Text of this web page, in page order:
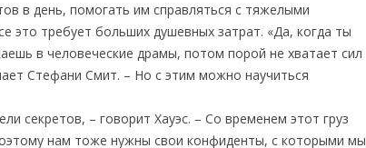
в день, помогать им справляться с тяжелыми
это требует больших душевных затрат. «Да, когда ты
в человеческие драмы, потом порой не хватает сил
Стефани Смит. – Но с этим можно научиться
секретов, – говорит Хауэс. – Со временем этот груз
нам тоже нужны свои конфиденты, с которыми мы